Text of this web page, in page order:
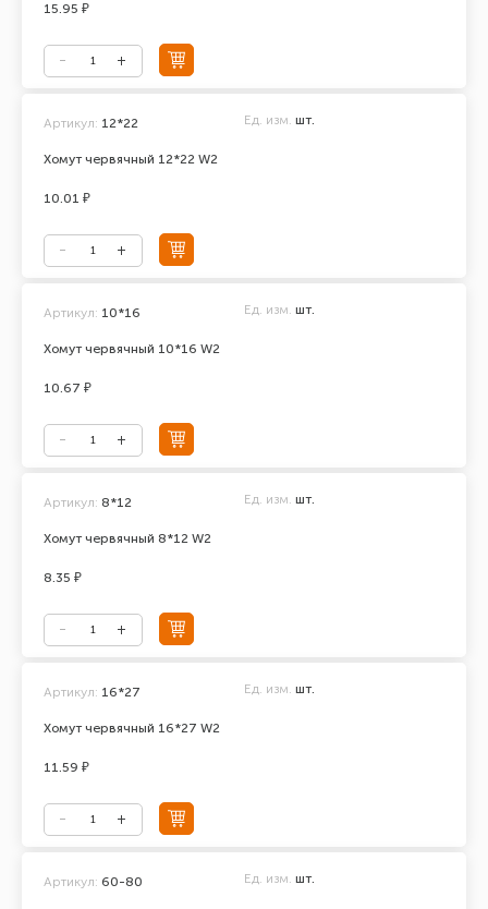
15.95 ₽
Хомут червячный 12*22 W2
Артикул: 12*22 Ед. изм. шт.
10.01 ₽
Хомут червячный 10*16 W2
Артикул: 10*16 Ед. изм. шт.
10.67 ₽
Хомут червячный 8*12 W2
Артикул: 8*12 Ед. изм. шт.
8.35 ₽
Хомут червячный 16*27 W2
Артикул: 16*27 Ед. изм. шт.
11.59 ₽
Артикул: 60-80 Ед. изм. шт.